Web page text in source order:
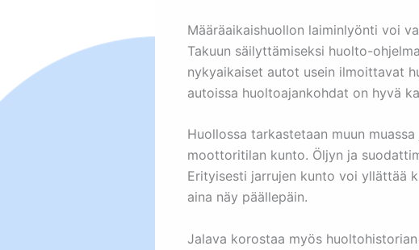
Määräaikaishuollon laiminlyönti voi
Takuun säilyttämiseksi huolto-
nykyaikaiset autot usein ilmoittavat
autoissa huoltoajankohdat on hyvä
Huollossa tarkastetaan muun
moottoritilan kunto. Öljyn ja
Erityisesti jarrujen kunto voi yllättää
aina näy päällepäin.
Jalava korostaa myös